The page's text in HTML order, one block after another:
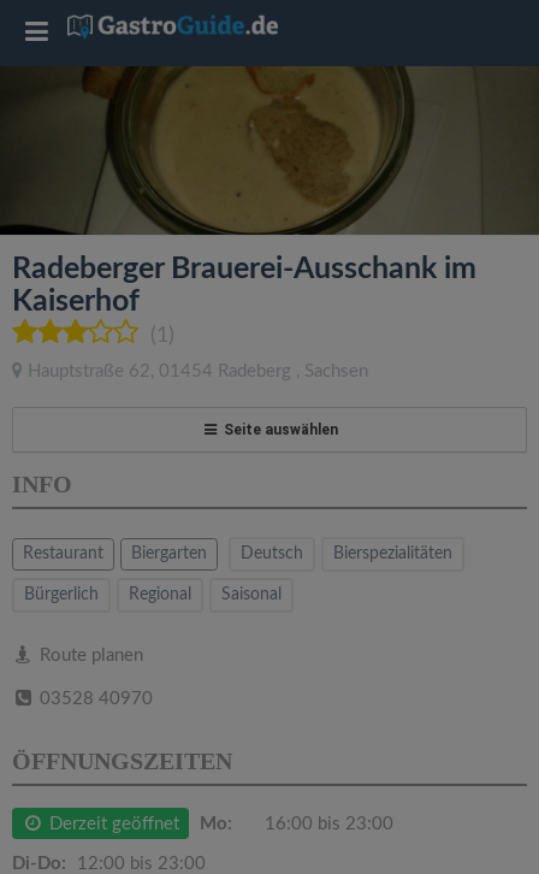
Radeberger Brauerei-Ausschank im
Kaiserhof
(1)
Hauptstraße 62, 01454 Radeberg , Sachsen
Seite auswählen
INFO
Restaurant Biergarten Deutsch Bierspezialitäten
Bürgerlich Regional Saisonal
Route planen
03528 40970
ÖFFNUNGSZEITEN
Derzeit geöffnet Mo: 16:00 bis 23:00
Di-Do:
12:00 bis 23:00
T
l
e
a
v
i
i